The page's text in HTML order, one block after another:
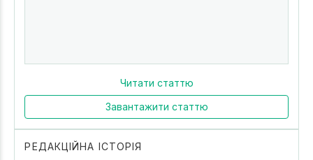
Читати статтю
Завантажити статтю
РЕДАКЦІЙНА ІСТОРІЯ